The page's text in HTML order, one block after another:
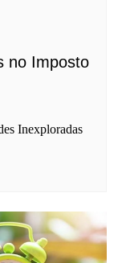
no Imposto
Inexploradas